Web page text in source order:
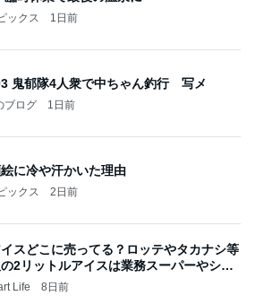
ックス 1日前
20260803 鬼郁隊4人衆で中ちゃん釣行 写メ
ブログ 1日前
に冷や汗かいた理由
ックス 2日前
スどこに売ってる？ロッテやタカナシ等
2リットルアイスは業務スーパーやシャ
Life 8日前